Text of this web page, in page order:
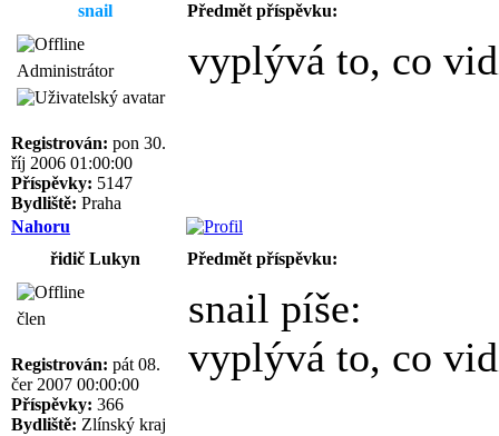
snail
Předmět příspěvku:
Administrátor
Registrován: pon 30.
říj 2006 01:00:00
Příspěvky: 5147
Bydliště: Praha
vyplývá to, co
Nahoru
řidič Lukyn
Předmět příspěvku:
člen
Registrován: pát 08.
čer 2007 00:00:00
Příspěvky: 366
Bydliště: Zlínský kraj
snail píše:
vyplývá to, co